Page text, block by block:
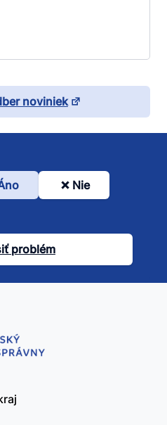
noviniek
Bol
článok
užitočný?
Nie
problém